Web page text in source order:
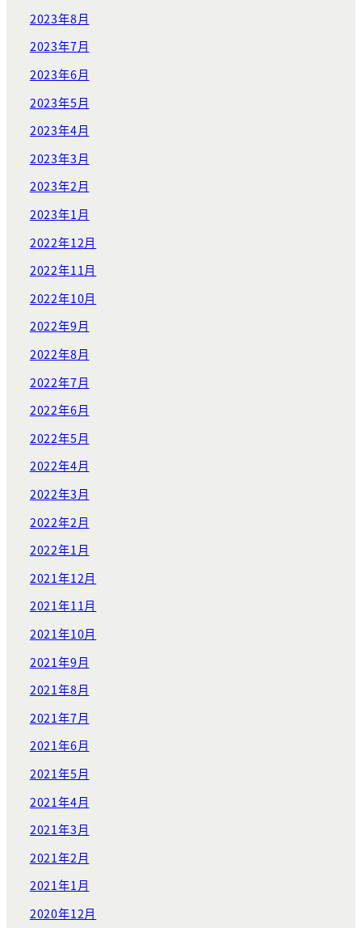
2023年8月
2023年7月
2023年6月
2023年5月
2023年4月
2023年3月
2023年2月
2023年1月
2022年12月
2022年11月
2022年10月
2022年9月
2022年8月
2022年7月
2022年6月
2022年5月
2022年4月
2022年3月
2022年2月
2022年1月
2021年12月
2021年11月
2021年10月
2021年9月
2021年8月
2021年7月
2021年6月
2021年5月
2021年4月
2021年3月
2021年2月
2021年1月
2020年12月